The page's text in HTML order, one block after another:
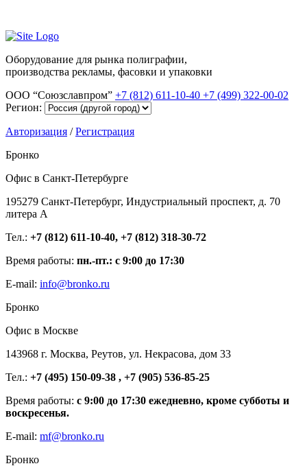
Оборудование для рынка полиграфии,
производства рекламы, фасовки и упаковки
ООО “Союзславпром” +7 (812) 611-10-40 +7 (499) 322-00-02
Регион:
Авторизация /Регистрация
Бронко
Офис в Санкт-Петербурге
195279 Санкт-Петербург, Индустриальный проспект, д. 70
литера А
Тел.: +7 (812) 611-10-40, +7 (812) 318-30-72
Время работы: пн.-пт.: с 9:00 до 17:30
E-mail: info@bronko.ru
Бронко
Офис в Москве
143968 г. Москва, Реутов, ул. Некрасова, дом 33
Тел.: +7 (495) 150-09-38 , +7 (905) 536-85-25
Время работы: с 9:00 до 17:30 ежедневно, кроме субботы и
воскресенья.
E-mail: mf@bronko.ru
Бронко